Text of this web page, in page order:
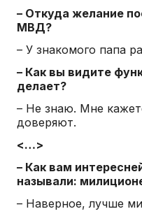
– Откуда желание
МВД?
– У знакомого папа
– Как вы видите
делает?
– Не знаю. Мне
доверяют.
<…>
– Как вам
называли:
– Наверное, лучше